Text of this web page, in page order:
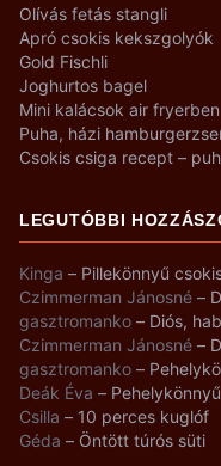
Olívás fetás stangli
Apró csokis kekszgolyók
Gold Fischli
Joghurtos bagel
Mini kalácsok air fryerben
Puha, házi
Csokis csiga recept –
LEGUTÓBBI
Kinga – Pillekönnyű
Czimmerman Jánosné –
gasztromanko – Diós,
Czimmerman Jánosné –
gasztromanko –
Deák Éva –
Csilla – 10 perces kuglóf
Géda – Öntött túrós süti